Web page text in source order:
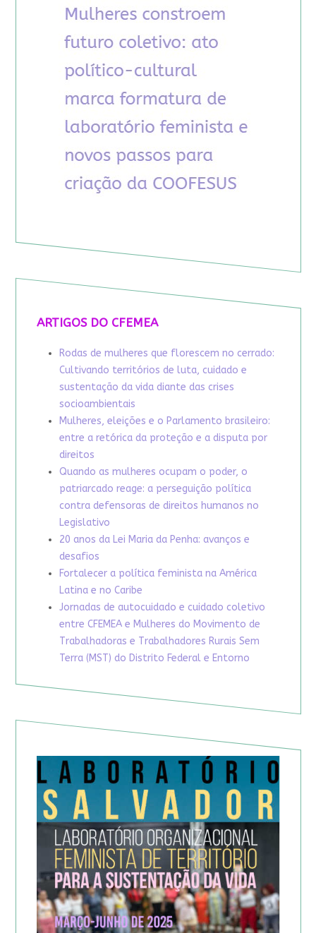
ARTIGOS DO CFEMEA
Rodas de mulheres que florescem no cerrado:
Cultivando territórios de luta, cuidado e
sustentação da vida diante das crises
socioambientais
Mulheres, eleições e o Parlamento brasileiro:
entre a retórica da proteção e a disputa por
direitos
Quando as mulheres ocupam o poder, o
patriarcado reage: a perseguição política
contra defensoras de direitos humanos no
Legislativo
20 anos da Lei Maria da Penha: avanços e
desafios
Fortalecer a política feminista na América
Latina e no Caribe
Jornadas de autocuidado e cuidado coletivo
entre CFEMEA e Mulheres do Movimento de
Trabalhadoras e Trabalhadores Rurais Sem
Terra (MST) do Distrito Federal e Entorno